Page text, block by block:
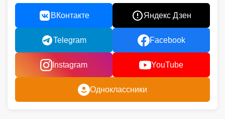
ВКонтакте Яндекс Дзен
Telegram Facebook
Instagram YouTube
Одноклассники